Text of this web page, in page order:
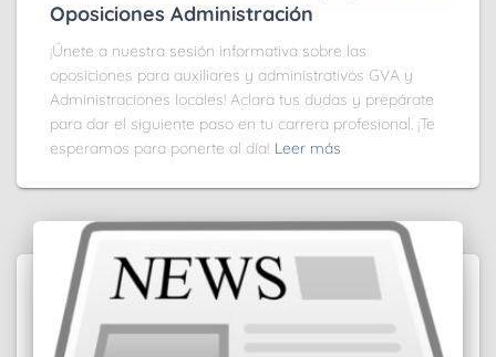
Oposiciones Administración
¡Únete a nuestra sesión informativa sobre las
oposiciones para auxiliares y administrativos GVA y
Administraciones locales! Aclara tus dudas y prepárate
para dar el siguiente paso en tu carrera profesional. ¡Te
esperamos para ponerte al día! Leer más